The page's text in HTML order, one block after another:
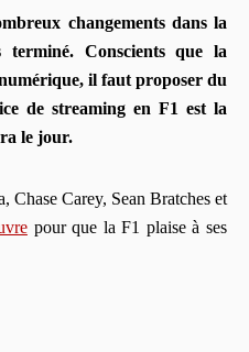
changements dans la
Conscients que la
il faut proposer du
de streaming en F1 est la
le jour.
Chase Carey, Sean Bratches et
pour que la F1 plaise à ses